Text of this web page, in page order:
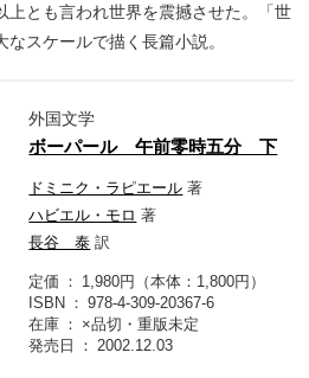
上とも言われ世界を震撼させた。「世
スケールで描く長篇小説。
外国文学
ボーパール 午前零時五分 下
ドミニク・ラピエール 著
ハビエル・モロ 著
長谷 泰 訳
定価
1,980円（本体：1,800円）
ISBN
978-4-309-20367-6
在庫
×品切・重版未定
発売日
2002.12.03